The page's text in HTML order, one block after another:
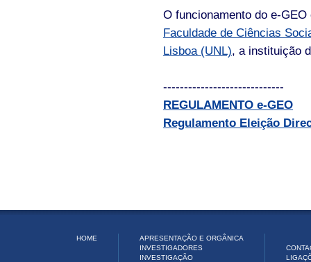
O funcionamento do e-
Faculdade de Ciências
Lisboa (UNL), a instituição
-----------------------------
REGULAMENTO e-GEO
Regulamento Eleição
HOME
APRESENTAÇÃO E ORGÂNICA
INVESTIGADORES
INVESTIGAÇÃO